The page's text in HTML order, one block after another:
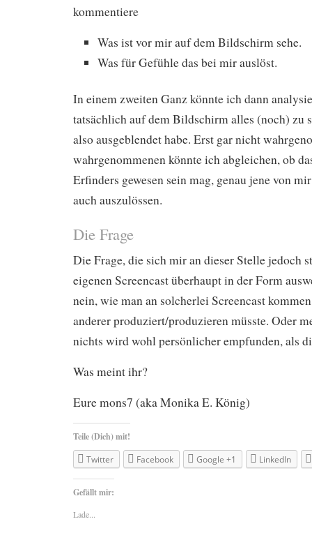
kommentiere
Was ist vor mir auf dem Bildschirm sehe.
Was für Gefühle das bei mir auslöst.
In einem zweiten Ganz könnte ich dann
tatsächlich auf dem Bildschirm alles (noch) zu
also ausgeblendet habe. Erst gar nicht
wahrgenommenen könnte ich abgleichen, ob
Erfinders gewesen sein mag, genau jene von
auch auszulössen.
Die Frage
Die Frage, die sich mir an dieser Stelle jedoch
eigenen Screencast überhaupt in der Form
nein, wie man an solcherlei Screencast
anderer produziert/produzieren müsste. Oder
nichts wird wohl persönlicher empfunden, als
Was meint ihr?
Eure mons7 (aka Monika E. König)
Teile (Dich) mit!
Twitter
Facebook Google +1 LinkedIn
Gefällt mir:
Lade...